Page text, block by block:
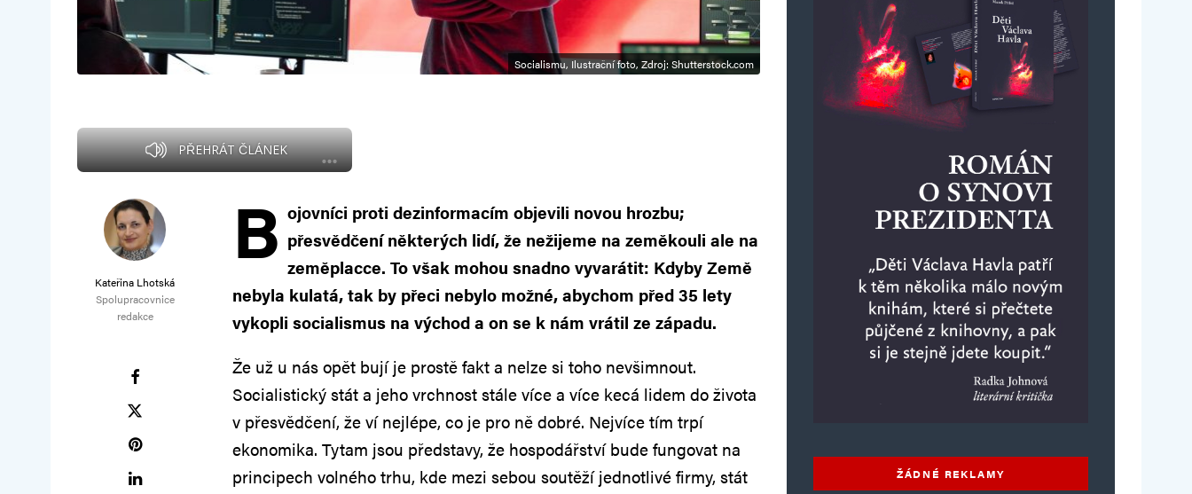
Socialismu, Ilustrační foto, Zdroj: Shutterstock.com
PŘEHRÁT ČLÁNEK
Kateřina Lhotská
Spolupracovnice
redakce
B ojovníci proti dezinformacím objevili novou hrozbu;
přesvědčení některých lidí, že nežijeme na zeměkouli ale na
zeměplacce. To však mohou snadno vyvarátit: Kdyby Země
nebyla kulatá, tak by přeci nebylo možné, abychom před 35 lety
vykopli socialismus na východ a on se k nám vrátil ze západu.
Že už u nás opět bují je prostě fakt a nelze si toho nevšimnout.
Socialistický stát a jeho vrchnost stále více a více kecá lidem do života
v přesvědčení, že ví nejlépe, co je pro ně dobré. Nejvíce tím trpí
ekonomika. Tytam jsou představy, že hospodářství bude fungovat na
principech volného trhu, kde mezi sebou soutěží jednotlivé firmy, stát
ŽÁDNÉ REKLAMY